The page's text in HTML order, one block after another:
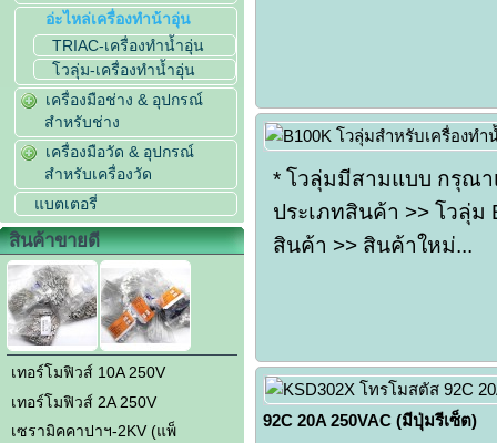
อ่ะไหล่เครื่องทำน้าอุ่น
TRIAC-เครื่องทำน้ำอุ่น
โวลุ่ม-เครื่องทำน้ำอุ่น
เครื่องมือช่าง & อุปกรณ์
สำหรับช่าง
เครื่องมือวัด & อุปกรณ์
สำหรับเครื่องวัด
แบตเตอรี่
สินค้าขายดี
เทอร์โมฟิวส์ 10A 250V
เทอร์โมฟิวส์ 2A 250V
เซรามิคคาปาฯ-2KV (แพ็
* โวลุ่มมีสามแบบ กรุณา
ประเภทสินค้า >> โวลุ่ม
สินค้า >> สินค้าใหม่...
92C 20A 250VAC (มีปุ่มรีเซ็ต)